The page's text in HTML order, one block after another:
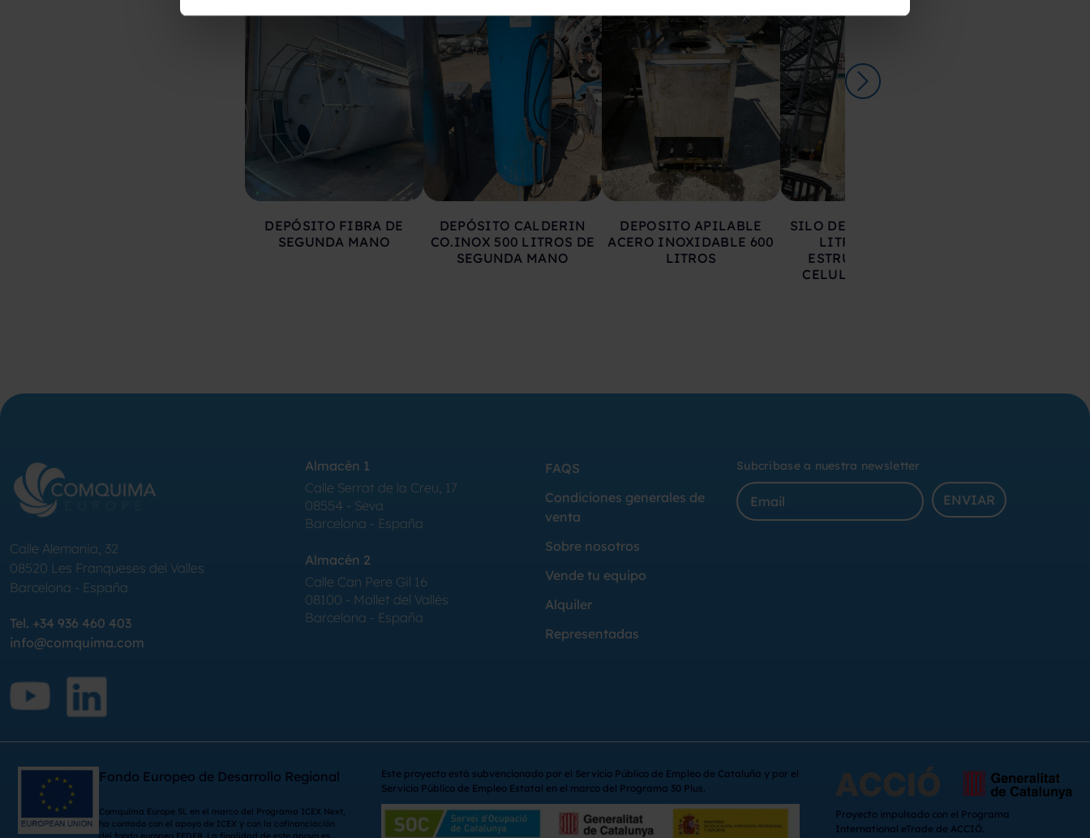
DEPÓSITO FIBRA DE
SEGUNDA MANO
DEPÓSITO CALDERIN
CO.INOX 500 LITROS DE
SEGUNDA MANO
DEPOSITO APILABLE
ACERO INOXIDABLE 600
LITROS
SILO DE HIERRO 17.000
LITROS SOBRE
ESTRUCTURA CON
CELULAS DE CARGA
Calle Alemania, 32
08520 Les Franqueses del Valles
Barcelona - España
Tel. +34 936 460 403
info@comquima.com
Almacén 1
Calle Serrat de la Creu, 17
08554 - Seva
Barcelona - España
Almacén 2
Calle Can Pere Gil 16
08100 - Mollet del Vallés
Barcelona - España
FAQS
Condiciones generales de
venta
Sobre nosotros
Vende tu equipo
Alquiler
Representadas
Subcribase a nuestra newsletter
ENVIAR
Fondo Europeo de Desarrollo Regional
Comquima Europe SL en el marco del Programa ICEX Next,
ha contado con el apoyo de ICEX y con la cofinanciación
Este proyecto está subvencionado por el Servicio Público de Empleo de Cataluña y por el
Servicio Público de Empleo Estatal en el marco del Programa 30 Plus.
Proyecto impulsado con el Programa
International eTrade de ACCIÓ.